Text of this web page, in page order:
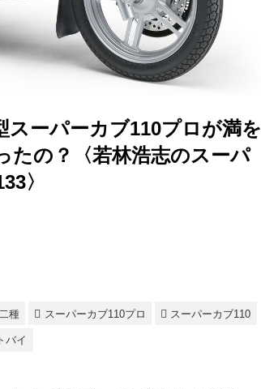
スーパーカブ110プロが満を
たの？〈若林浩志のスーパ
〉
種 スーパーカブ110プロ スーパーカブ110
バイ